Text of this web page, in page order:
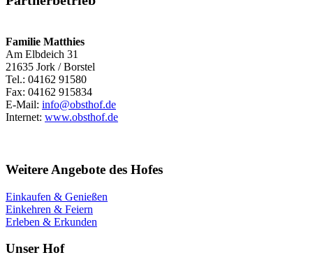
Familie Matthies
Am Elbdeich 31
21635 Jork / Borstel
Tel.: 04162 91580
Fax: 04162 915834
E-Mail: info@obsthof.de
Internet: www.obsthof.de
Weitere Angebote des Hofes
Einkaufen & Genießen
Einkehren & Feiern
Erleben & Erkunden
Unser Hof